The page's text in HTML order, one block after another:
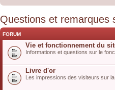
Questions et remarques
FORUM
Vie et fonctionnement du
Informations et questions sur le
Livre d'or
Les impressions des visiteurs sur